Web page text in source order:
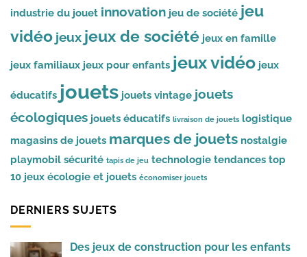
industrie du jouet innovation jeu de société jeu
vidéo jeux jeux de société jeux en famille
jeux familiaux jeux pour enfants jeux vidéo jeux
éducatifs jouets jouets vintage jouets
écologiques jouets éducatifs livraison de jouets logistique
magasins de jouets marques de jouets nostalgie
playmobil sécurité tapis de jeu technologie tendances top
10 jeux écologie et jouets économiser jouets
DERNIERS SUJETS
Des jeux de construction pour les enfants